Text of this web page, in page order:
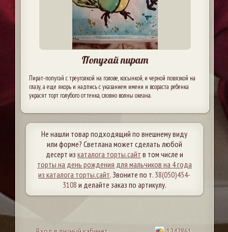
Попугай пират
Пират-попугай с треуголкой на голове, косынкой, и черной повязкой на
глазу, а еще якорь и надпись с указанием имени и возраста ребенка
украсят торт голубого оттенка, словно волны океана.
Не нашли товар подходящий по внешнему виду
или форме? Светлана может сделать любой
десерт из каталога торты.сайт в том числе и
торты на день рождения для мальчиков на 4 года
из каталога торты.сайт. Звоните по т. 38(050)454-
3108 и делайте заказ по артикулу.